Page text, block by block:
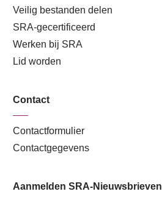
Veilig bestanden delen
SRA-gecertificeerd
Werken bij SRA
Lid worden
Contact
Contactformulier
Contactgegevens
Aanmelden SRA-Nieuwsbrieven